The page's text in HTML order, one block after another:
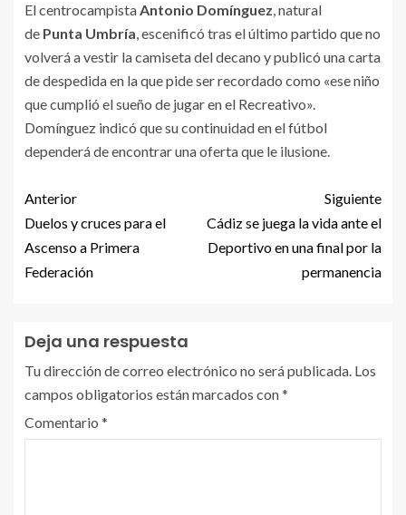
El centrocampistaAntonio Domínguez, natural
de Punta Umbría, escenificó tras el último partido que no
volverá a vestir la camiseta del decano y publicó una carta
de despedida en la que pide ser recordado como «ese niño
que cumplió el sueño de jugar en el Recreativo».
Domínguez indicó que su continuidad en el fútbol
dependerá de encontrar una oferta que le ilusione.
Anterior
Duelos y cruces para el
Ascenso a Primera
Federación
Siguiente
Cádiz se juega la vida ante el
Deportivo en una final por la
permanencia
Deja una respuesta
Tu dirección de correo electrónico no será publicada. Los
campos obligatorios están marcados con*
Comentario *